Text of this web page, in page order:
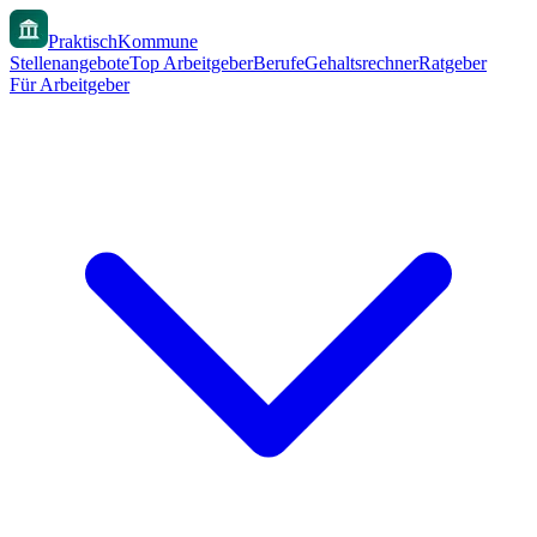
PraktischKommune
StellenangeboteTop ArbeitgeberBerufeGehaltsrechnerRatgeber
Für Arbeitgeber